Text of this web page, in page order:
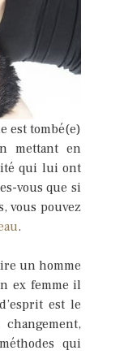
est tombé(e)
mettant en
qui lui ont
vous que si
vous pouvez
.
un homme
ex femme il
est le
qui